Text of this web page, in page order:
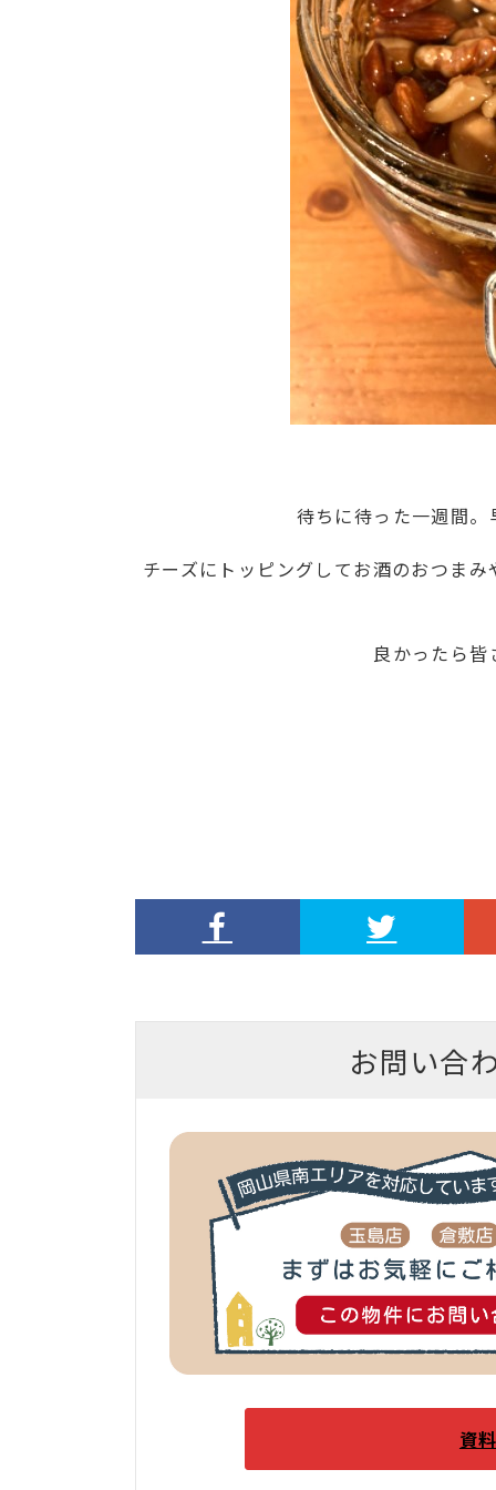
待ちに待った一週間
チーズにトッピングしてお酒のおつま
良かったら
お問い合
資